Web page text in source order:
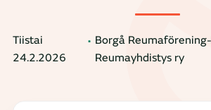
Tiistai
24.2.2026
Borgå
Reumayhdistys ry